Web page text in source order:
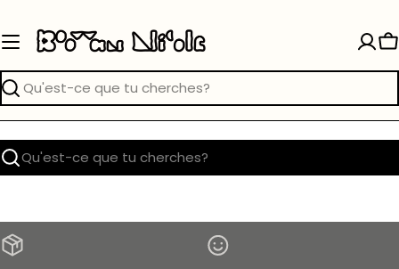
au
contenu
Recherche
Recherche